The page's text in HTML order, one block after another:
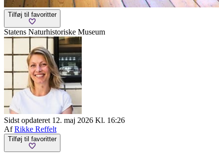
Tilføj til favoritter
Statens Naturhistoriske Museum
Sidst opdateret 12. maj 2026 Kl. 16:26
AfRikke Reffelt
Tilføj til favoritter